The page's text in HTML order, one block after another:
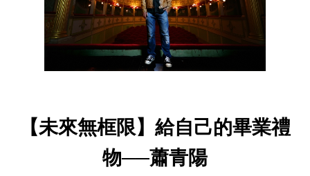
【未來無框限】給自己的畢業禮
物──蕭青陽